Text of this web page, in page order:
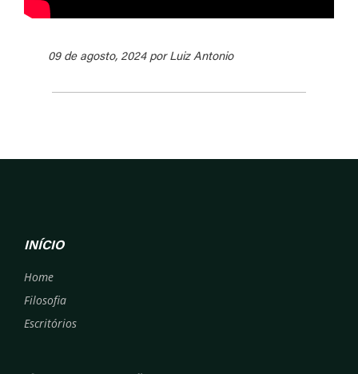
09 de agosto, 2024 por Luiz Antonio
INÍCIO
Home
Filosofia
Escritórios